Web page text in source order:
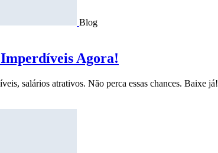
Blog
Agora!
salários atrativos. Não perca essas chances. Baixe já!